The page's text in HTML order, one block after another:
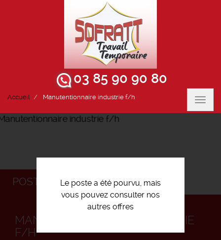
03 85 90 90 80
Accueil Manutentionnaire industrie f/h
Le poste a été pourvu, mais
vous pouvez consulter nos
autres offres
POSTULEZ
MANUTENTIONNAIRE INDUSTRIE
F/H